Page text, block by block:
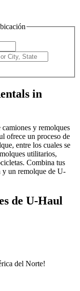
in
y remolques
ofrece un proceso de
entre los cuales se
utilitarios,
Combina tus
y un remolque de U-
de U-Haul
del Norte!